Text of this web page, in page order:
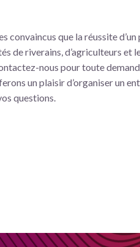
convaincus que la réussite
de riverains, d’agriculteurs et
nous pour toute
un plaisir d’organiser un
questions.